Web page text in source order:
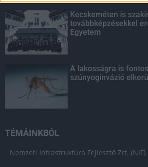
Kecskeméten is
továbbképzésekkel
Egyetem
A lakosságra is
szúnyoginvázió
TÉMÁINKBÓL
Nemzeti Infrastruktúra Fejlesztő Zrt. (NIF)